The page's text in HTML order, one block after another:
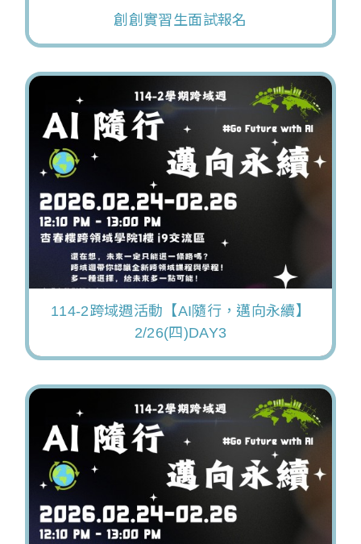
創創實習生面試報名
114-2跨域週活動【AI隨行，邁向永續】
2/26(四)DAY3